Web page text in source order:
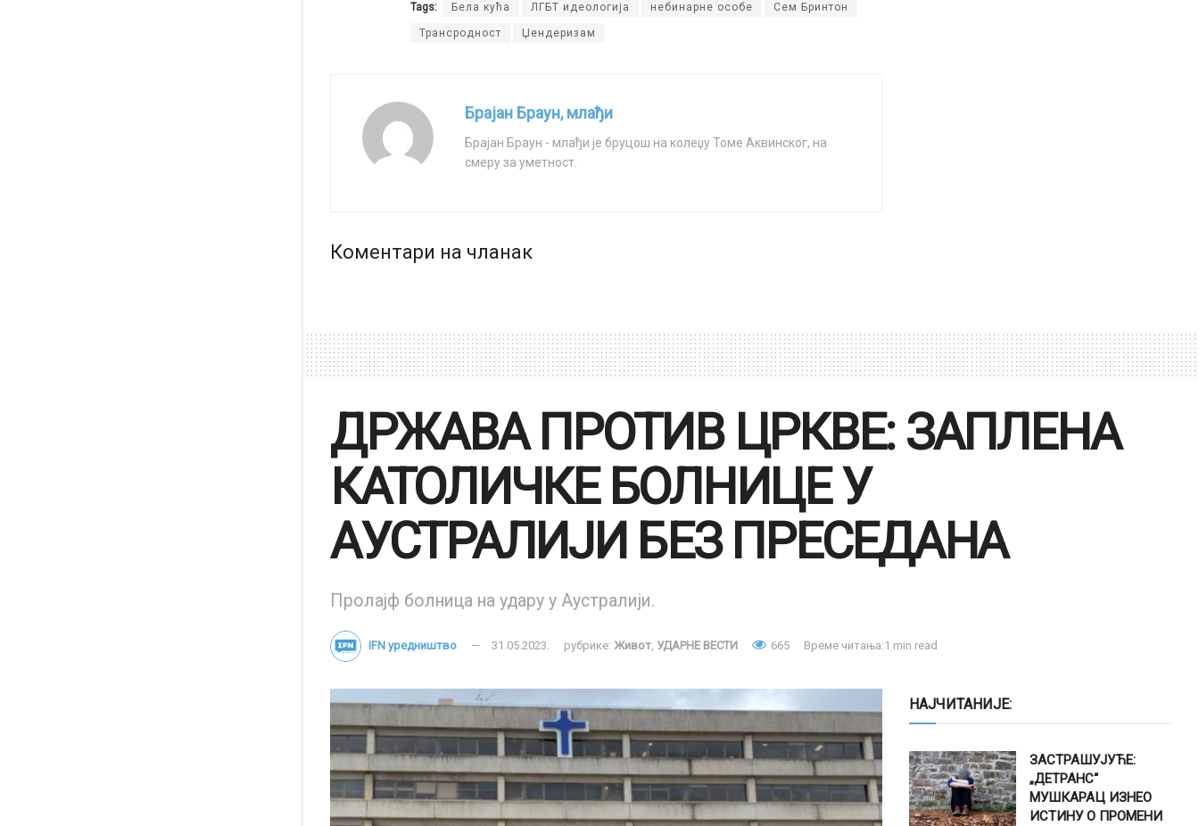
Tags: Бела кућа ЛГБТ идеологија небинарне особе Сем Бринтон
Трансродност Џендеризам
Брајан Браун, млађи
Брајан Браун - млађи је бруцош на колеџу Томе Аквинског, на
смеру за уметност.
Коментари на чланак
ДРЖАВА ПРОТИВ ЦРКВЕ: ЗАПЛЕНА
КАТОЛИЧКЕ БОЛНИЦЕ У
АУСТРАЛИЈИ БЕЗ ПРЕСЕДАНА
Пролајф болница на удару у Аустралији.
IFN уредништво 31.05.2023. рубрике: Живот, УДАРНЕ ВЕСТИ 665 Време читања:1 min read
НАЈЧИТАНИЈЕ:
ЗАСТРАШУЈУЋЕ:
„ДЕТРАНС“
МУШКАРАЦ ИЗНЕО
ИСТИНУ О ПРОМЕНИ